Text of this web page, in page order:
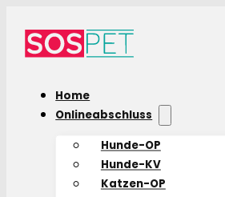
Home
Onlineabschluss
Hunde-OP
Hunde-KV
Katzen-OP